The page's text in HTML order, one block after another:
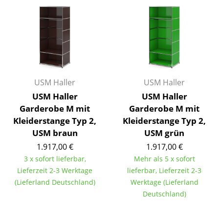
Wohnzimmer
Schlafzimmer
Kinderzimmer
Arbeitszimmer
Diele
Badezimmer
USM Haller
USM Haller
Garderobe M mit
Kleiderstange Typ 2,
USM braun
1.917,00 €
3 x sofort lieferbar,
Lieferzeit 2-3 Werktage
(Lieferland Deutschland)
USM Haller
USM Haller
Garderobe M mit
Kleiderstange Typ 2,
USM grün
1.917,00 €
Mehr als 5 x sofort
lieferbar, Lieferzeit 2-3
Werktage (Lieferland
Deutschland)